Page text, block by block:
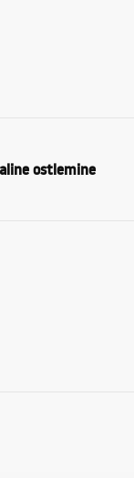
ostlemine